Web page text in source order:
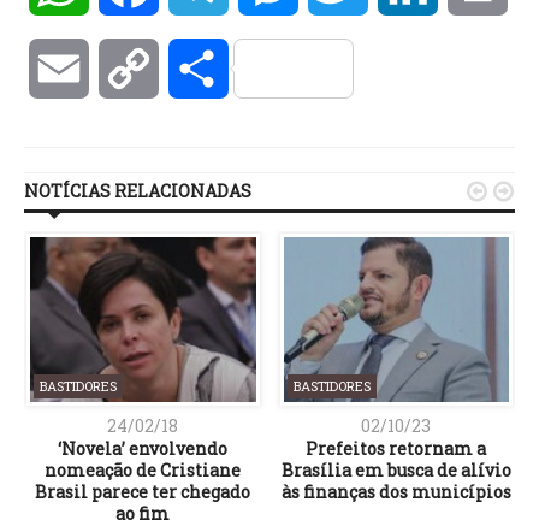
Email Copy Compartilhar
NOTÍCIAS RELACIONADAS
BASTIDORES
24/02/18
‘Novela’ envolvendo
nomeação de Cristiane
Brasil parece ter chegado
ao fim
BASTIDORES
02/10/23
Prefeitos retornam a
Brasília em busca de alívio
às finanças dos municípios
 